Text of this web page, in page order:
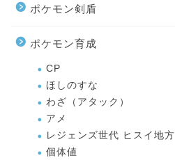
ポケモン剣盾
ポケモン育成
CP
ほしのすな
わざ（アタック）
アメ
レジェンズ世代 ヒスイ地方
個体値